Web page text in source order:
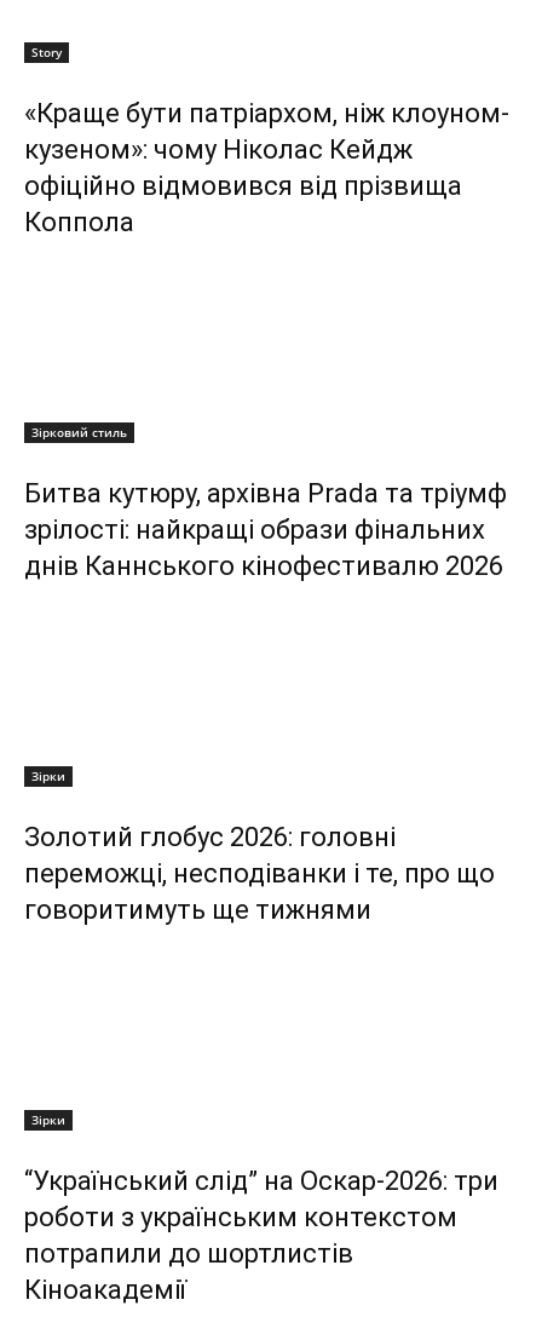
Story
«Краще бути патріархом, ніж клоуном-
кузеном»: чому Ніколас Кейдж
офіційно відмовився від прізвища
Коппола
Зірковий стиль
Битва кутюру, архівна Prada та тріумф
зрілості: найкращі образи фінальних
днів Каннського кінофестивалю 2026
Зірки
Золотий глобус 2026: головні
переможці, несподіванки і те, про що
говоритимуть ще тижнями
Зірки
“Український слід” на Оскар-2026: три
роботи з українським контекстом
потрапили до шортлистів
Кіноакадемії